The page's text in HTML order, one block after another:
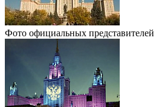
Фото официальных представителей